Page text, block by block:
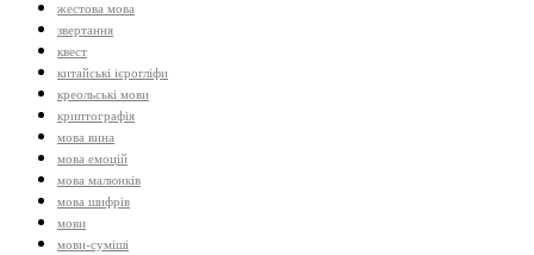
жестова мова
звертання
квест
китайські ієрогліфи
креольські мови
криптографія
мова вина
мова емоцій
мова малюнків
мова шифрів
мови
мови-суміші